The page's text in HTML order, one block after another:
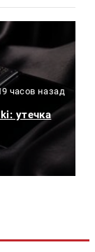
часов назад
утечка